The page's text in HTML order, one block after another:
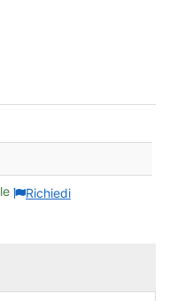
- 07_Erato
Richiedi